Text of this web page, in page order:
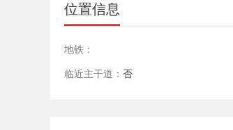
位置信息
地铁：
临近主干道： 否